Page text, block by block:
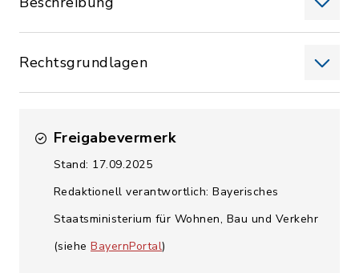
Rechtsgrundlagen
Freigabevermerk
Stand: 17.09.2025
Redaktionell verantwortlich: Bayerisches
Staatsministerium für Wohnen, Bau und Verkehr
(siehe BayernPortal)